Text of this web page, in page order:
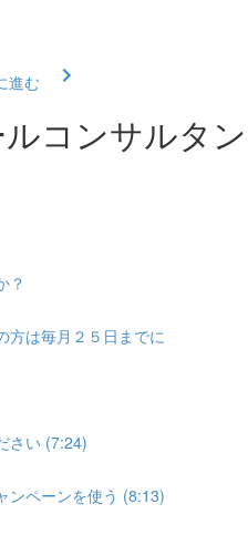
進む
コンサルタ
？
は毎月２５日までに
さい (7:24)
ンペーンを使う (8:13)